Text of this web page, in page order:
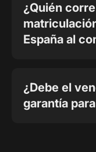
¿Quién
España al
¿Debe el
garantía